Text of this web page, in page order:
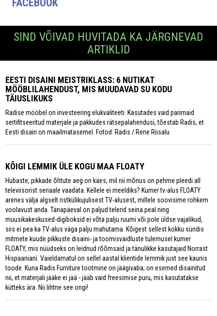
FACEBOOK
SIND VÕIVAD HUVITADA KA JÄRGNEVAD
ARTIKLID
EESTI DISAINI MEISTRIKLASS: 6 NUTIKAT
MÖÖBLILAHENDUST, MIS MUUDAVAD SU KODU
TÄIUSLIKUKS
Radise mööbel on investeering elukvaliteeti. Kasutades vaid parimaid
sertifitseeritud materjale ja pakkudes rätsepalahendusi, tõestab Radis, et
Eesti disain on maailmatasemel. Fotod: Radis / Rene Riisalu
KÕIGI LEMMIK ÜLE KOGU MAA FLOATY
Hubaste, pikkade õhtute aeg on käes, mil nii mõnus on pehme pleedi all
televiisorist seriaale vaadata. Kellele ei meeldiks? Kumer tv-alus FLOATY
arenes välja algselt ristkülikujulisest TV-alusest, millele soovisime rohkem
voolavust anda. Tänapäeval on paljud telerid seina peal ning
muusikakeskused-digiboksid ei võta palju ruumi või pole üldse vajalikud,
siis ei pea ka TV-alus väga palju mahutama. Kõigest sellest kokku sündis
mitmete kuude pikkuste disaini- ja toomisvaidluste tulemusel kumer
FLOATY, mis nüüdseks on leidnud rõõmsaid ja tänulikke kasutajaid Norrast
Hispaaniani. Vaieldamatul on sellel aastal klientide lemmik just see kaunis
toode. Kuna Radis Furniture tootmine on jäägivaba, on esemed disainitud
nii, et materjali jääke ei jää - jääb vaid freesimise puru, mis kasutatakse
kütteks ära. Nii lihtne see ongi!